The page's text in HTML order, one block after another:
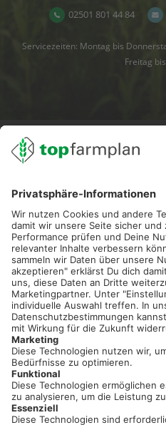
02501 801 44 84
Servicezeiten: Montag bis
Freitag
02501
Sei immer auf
Neue Features, spannende
Registriere